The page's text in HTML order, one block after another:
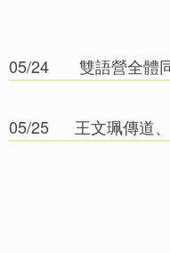
05/24 雙語營全體
05/25 王文珮傳道